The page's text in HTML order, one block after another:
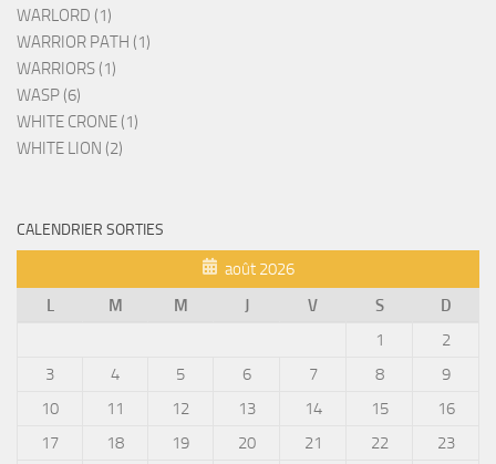
WARLORD (1)
WARRIOR PATH (1)
WARRIORS (1)
WASP (6)
WHITE CRONE (1)
WHITE LION (2)
CALENDRIER SORTIES
août 2026
L
M M J V S D
1
2
3
4 5 6 7 8
9
10
11 12 13 14 15
16
17
18 19 20 21 22
23